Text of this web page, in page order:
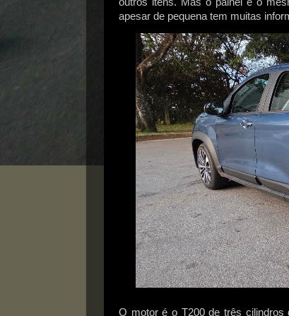
apesar de pequena tem muitas
O motor é o T200 de três cilindros